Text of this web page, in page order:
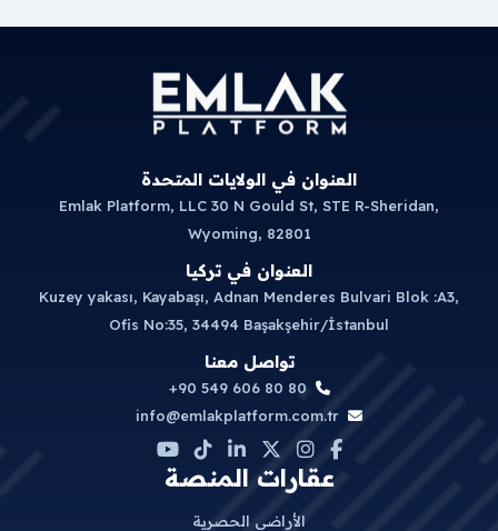
العنوان في الولايات المتحدة
Emlak Platform, LLC 30 N Gould St, STE R-Sheridan,
Wyoming, 82801
العنوان في تركيا
Kuzey yakası, Kayabaşı, Adnan Menderes Bulvari Blok :A3,
Ofis No:35, 34494 Başakşehir/İstanbul
تواصل معنا
+90 549 606 80 80
info@emlakplatform.com.tr
عقارات المنصة
الأراضي الحصرية